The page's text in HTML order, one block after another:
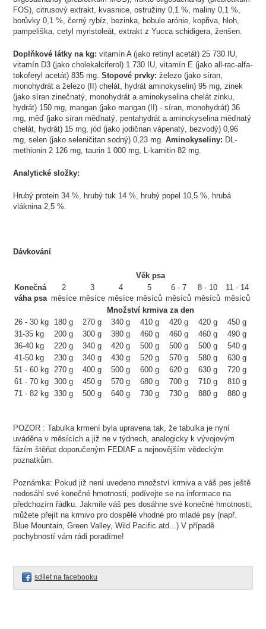
FOS), citrusový extrakt, kvasnice, ostružiny 0,1 %, maliny 0,1 %,
borůvky 0,1 %, černý rybíz, bezinka, bobule arónie, kopřiva, hloh,
pampeliška, cetyl myristoleát, extrakt z Yucca schidigera, ženšen.
Doplňkové látky na kg: vitamín A (jako retinyl acetát) 25 730 IU,
vitamín D3 (jako cholekalciferol) 1 730 IU, vitamín E (jako all-rac-alfa-
tokoferyl acetát) 835 mg.Stopové prvky: železo (jako síran,
monohydrát a železo (II) chelát, hydrát aminokyselin) 95 mg, zinek
(jako síran zinečnatý, monohydrát a aminokyselina chelát zinku,
hydrát) 150 mg, mangan (jako mangan (II) - síran, monohydrát) 36
mg, měď (jako síran měďnatý, pentahydrát a aminokyselina měďnatý
chelát, hydrát) 15 mg, jód (jako jodičnan vápenatý, bezvodý) 0,96
mg, selen (jako seleničitan sodný) 0,23 mg.Aminokyseliny: DL-
methionin 2 126 mg, taurin 1 000 mg, L-karnitin 82 mg.
Analytické složky:
Hrubý protein 34 %, hrubý tuk 14 %, hrubý popel 10,5 %, hrubá
vláknina 2,5 %.
Dávkování
Konečná
váha psa
Věk psa
2
měsíce
3
měsíce
4
měsíce
5
měsíců
6 - 7
měsíců
8 - 10
měsíců
11 - 14
měsíců
Množství krmiva za den
26 - 30 kg
180 g 270 g 340 g 410 g 420 g 420 g
450 g
31-35 kg
200 g 300 g 380 g 460 g 460 g 460 g
490 g
36-40 kg
220 g 340 g 420 g 500 g 500 g 500 g
540 g
41-50 kg
230 g 340 g 430 g 520 g 570 g 580 g
630 g
51 - 60 kg
270 g 400 g 500 g 600 g 620 g 630 g
720 g
61 - 70 kg
300 g 450 g 570 g 680 g 700 g 710 g
810 g
71 - 82 kg
330 g 500 g 640 g 730 g 730 g 880 g 880 g
POZOR : Tabulka krmení byla upravena tak, že tabulka je nyní
uváděna v měsících a již ne v týdnech, analogicky k vývojovým
fázím štěňat doporučeným FEDIAF a nejnovějším vědeckým
poznatkům.
Poznámka: Pokud již není uvedeno množství krmiva a váš pes ještě
nedosáhl své konečné hmotnosti, podívejte se na informace na
předchozím řádku. Jakmile váš pes dosáhne své konečné hmotnosti,
můžete přejít na krmivo pro dospělé vhodné pro mladé psy (např.
Blue Mountain, Green Valley, Wild Pacific atd...) V případě
pochybností vám rádi poradíme!
sdílet na facebooku